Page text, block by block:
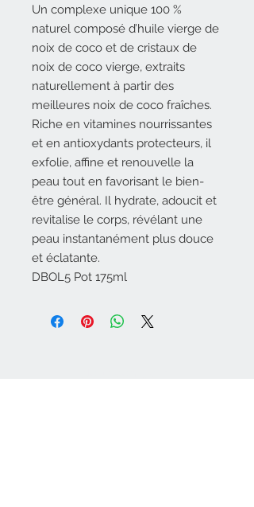
Un complexe unique 100 %
naturel composé d’huile vierge de
noix de coco et de cristaux de
noix de coco vierge, extraits
naturellement à partir des
meilleures noix de coco fraîches.
Riche en vitamines nourrissantes
et en antioxydants protecteurs, il
exfolie, affine et renouvelle la
peau tout en favorisant le bien-
être général. Il hydrate, adoucit et
revitalise le corps, révélant une
peau instantanément plus douce
et éclatante.
DBOL5 Pot 175ml